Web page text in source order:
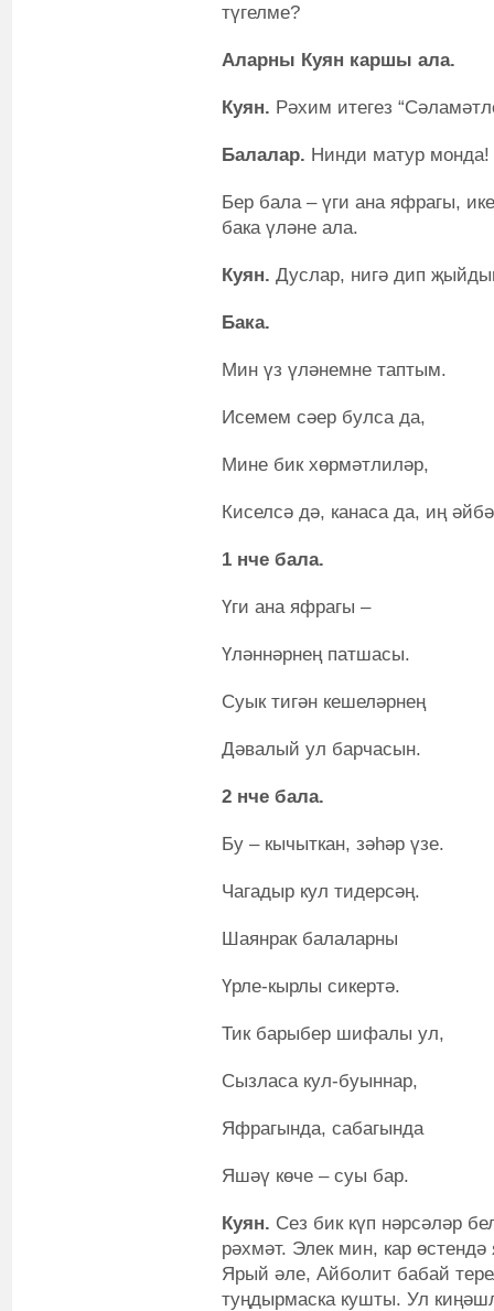
түгелме?
Аларны Куян каршы ала.
Куян. Рәхим итегез
Балалар. Нинди матур монда!
Бер бала – үги ана яфрагы,
бака үләне ала.
Куян. Дуслар, нигә дип
Бака.
Мин үз үләнемне таптым.
Исемем сәер булса да,
Мине бик хөрмәтлиләр,
Киселсә дә, канаса да, иң
1 нче бала.
Үги ана яфрагы –
Үләннәрнең патшасы.
Суык тигән кешеләрнең
Дәвалый ул барчасын.
2 нче бала.
Бу – кычыткан, зәһәр үзе.
Чагадыр кул тидерсәң.
Шаянрак балаларны
Үрле-кырлы сикертә.
Тик барыбер шифалы ул,
Сызласа кул-буыннар,
Яфрагында, сабагында
Яшәү көче – суы бар.
Куян. Сез бик күп нәрсәләр
рәхмәт. Элек мин, кар
Ярый әле, Айболит бабай
туңдырмаска кушты. Ул